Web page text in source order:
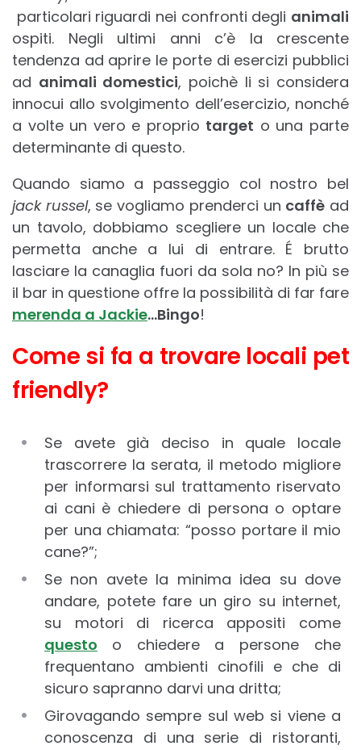
particolari riguardi nei confronti degli animali
ospiti. Negli ultimi anni c’è la crescente
tendenza ad aprire le porte di esercizi pubblici
ad animali domestici, poichè li si considera
innocui allo svolgimento dell’esercizio, nonché
a volte un vero e proprio target o una parte
determinante di questo.
Quando siamo a passeggio col nostro bel
jack russel, se vogliamo prenderci un caffè ad
un tavolo, dobbiamo scegliere un locale che
permetta anche a lui di entrare. É brutto
lasciare la canaglia fuori da sola no? In più se
il bar in questione offre la possibilità di far fare
merenda a Jackie…Bingo!
Come si fa a trovare locali pet
friendly?
Se avete già deciso in quale locale
trascorrere la serata, il metodo migliore
per informarsi sul trattamento riservato
ai cani è chiedere di persona o optare
per una chiamata: “posso portare il mio
cane?”;
Se non avete la minima idea su dove
andare, potete fare un giro su internet,
su motori di ricerca appositi come
questo
o chiedere a persone che
frequentano ambienti cinofili e che di
sicuro sapranno darvi una dritta;
Girovagando sempre sul web si viene a
conoscenza di una serie di ristoranti,